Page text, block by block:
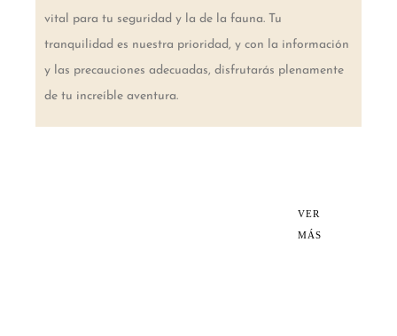
vital para tu seguridad y la de la fauna. Tu
tranquilidad es nuestra prioridad, y con la información
y las precauciones adecuadas, disfrutarás plenamente
de tu increíble aventura.
VER
MÁS